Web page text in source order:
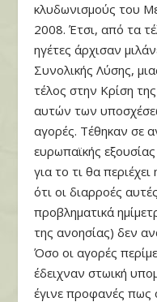
κλυδωνισμούς του
2008. Έτσι, από τα
ηγέτες άρχισαν
Συνολικής Λύσης,
τέλος στην Κρίση
αυτών των
αγορές. Τέθηκαν σε
ευρωπαϊκής
για το τι θα
ότι οι διαρροές
προβληματικά
της ανοησίας) δεν
Όσο οι αγορές
έδειχναν στωική
έγινε προφανές πως